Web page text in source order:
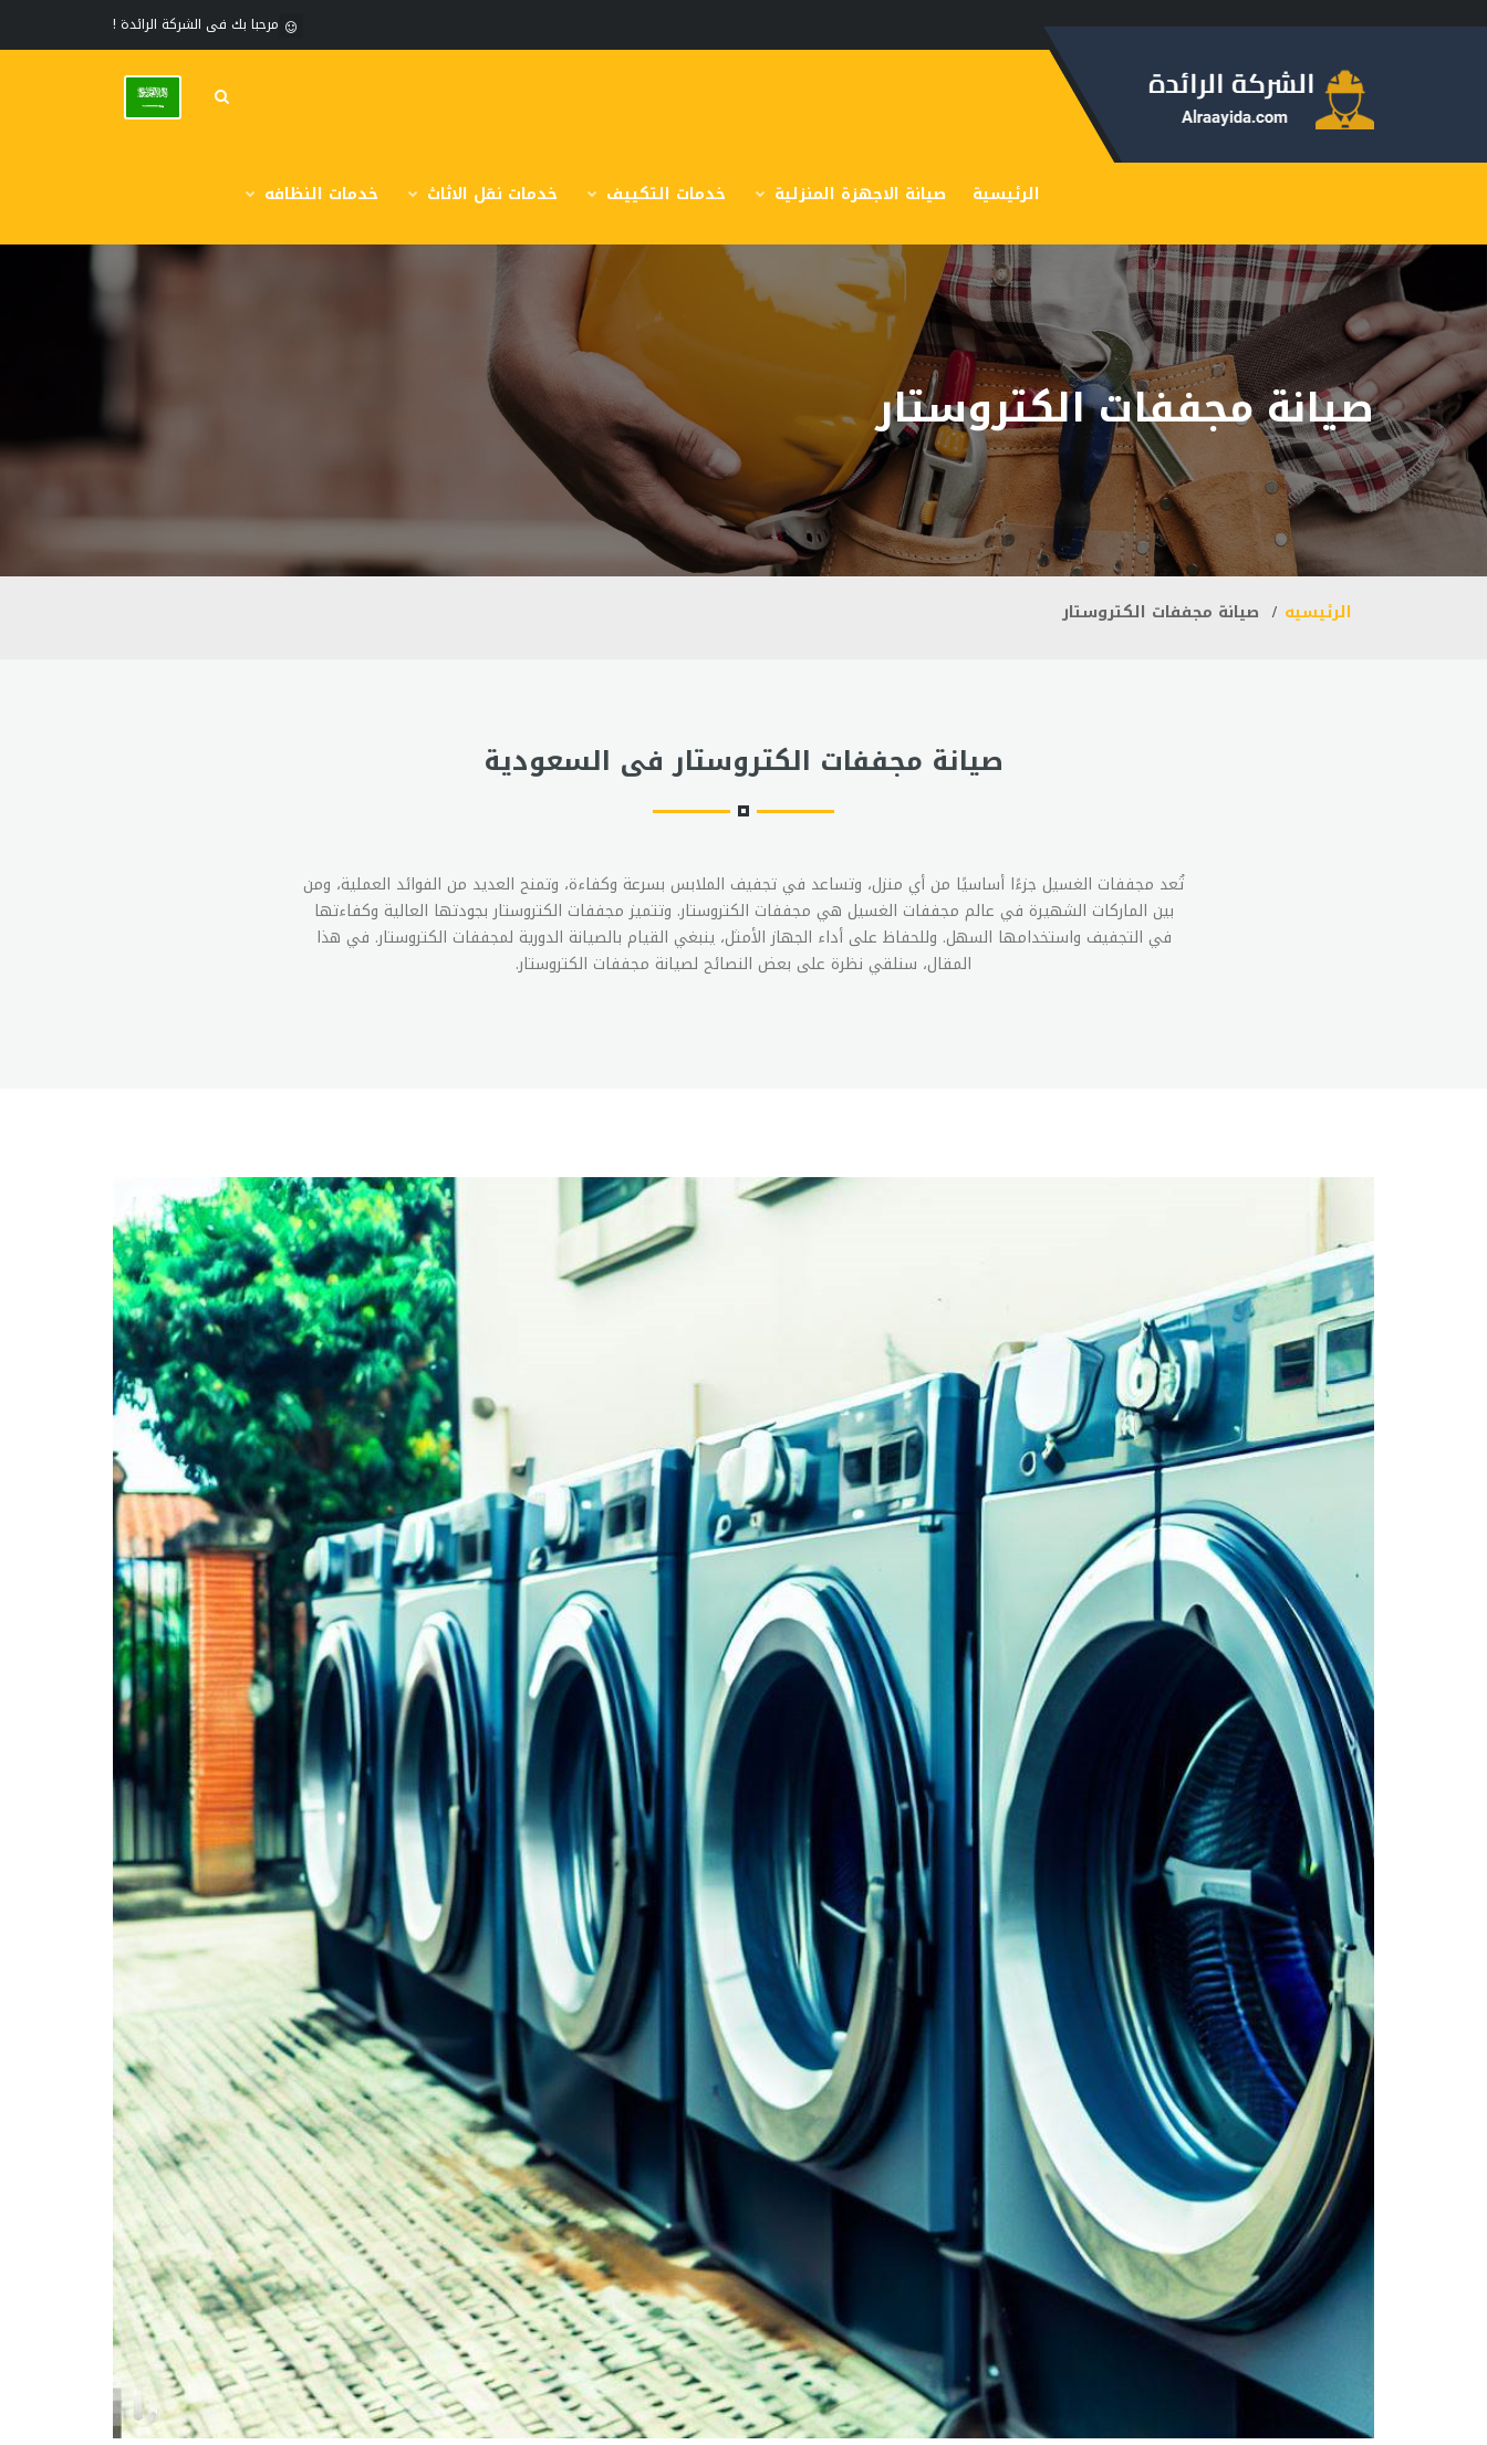
مرحبا بك فى الشركة الرائدة !
الرئيسية صيانة الاجهزة المنزلية خدمات التكييف خدمات نقل الاثاث خدمات النظافه
صيانة مجففات الكتروستار
الرئيسيه صيانة مجففات الكتروستار
صيانة مجففات الكتروستار فى السعودية
تُعد مجففات الغسيل جزءًا أساسيًا من أي منزل، وتساعد في تجفيف الملابس بسرعة وكفاءة، وتمنح العديد من الفوائد العملية، ومن
بين الماركات الشهيرة في عالم مجففات الغسيل هي مجففات الكتروستار. وتتميز مجففات الكتروستار بجودتها العالية وكفاءتها
في التجفيف واستخدامها السهل. وللحفاظ على أداء الجهاز الأمثل، ينبغي القيام بالصيانة الدورية لمجففات الكتروستار. في هذا
المقال، سنلقي نظرة على بعض النصائح لصيانة مجففات الكتروستار.